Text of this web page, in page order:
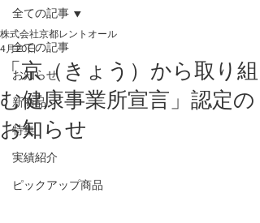
全ての記事
お知らせ
新商品
特集
実績紹介
ピックアップ商品
全ての記事
「京（きょう）から取り組
む健康事業所宣言」認定の
お知らせ
株式会社京都レントオール
4月20日